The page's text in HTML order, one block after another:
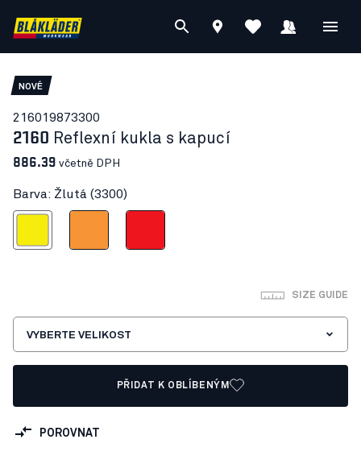
NOVÉ
216019873300
2160 Reflexní kukla s kapucí
886.39 včetně DPH
Barva: Žlutá (3300)
SIZE GUIDE
VYBERTE VELIKOST
PŘIDAT K OBLÍBENÝM
POROVNAT